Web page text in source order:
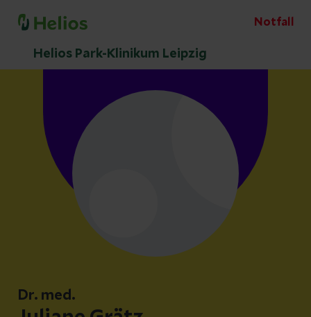
Notfall
Helios Park-Klinikum Leipzig
Dr. med.